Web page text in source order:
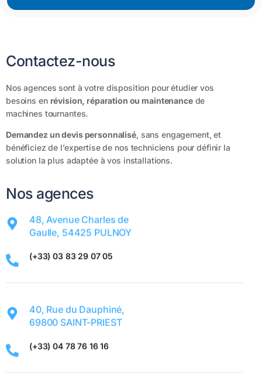
Contactez-nous
Nos agences sont à votre disposition pour étudier vos
besoins en révision, réparation ou maintenance de
machines tournantes.
Demandez undevis personnalisé, sans engagement, et
bénéficiez de l’expertise de nos techniciens pour définir la
solution la plus adaptée à vos installations.
Nos agences
48, Avenue Charles de
Gaulle, 54425 PULNOY
(+33) 03 83 29 07 05
40, Rue du Dauphiné,
69800 SAINT-PRIEST
(+33) 04 78 76 16 16